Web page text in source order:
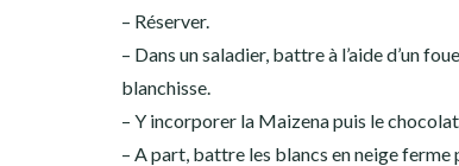
– Réserver.
– Dans un saladier, battre à l’aide d’un
blanchisse.
– Y incorporer la Maizena puis le
– A part, battre les blancs en neige